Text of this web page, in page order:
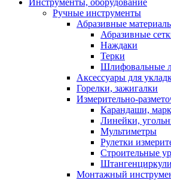
Ручные инструменты
Абразивные
Абразивные
Наждаки
Терки
Шлифовальные
Аксессуары для
Горелки, зажигалки
Измерительно-
Карандаши,
Линейки,
Мультиметры
Рулетки
Строительные
Штангенциркули
Монтажный